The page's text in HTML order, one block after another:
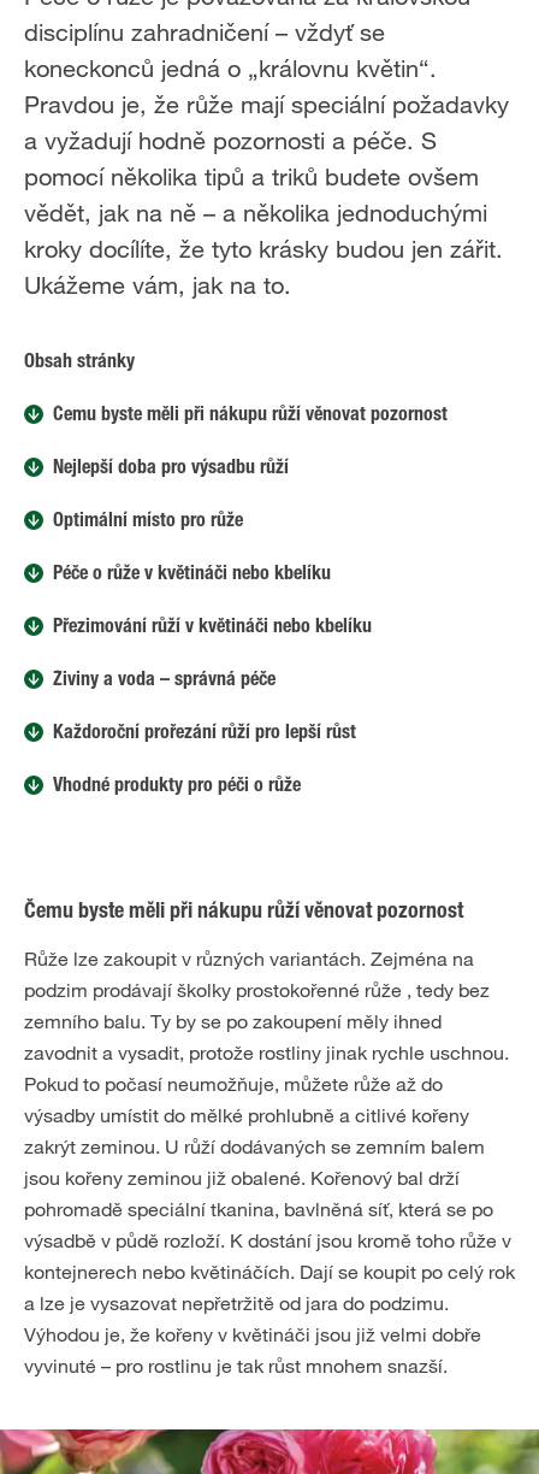
disciplínu zahradničení – vždyť se
koneckonců jedná o „královnu květin“.
Pravdou je, že růže mají speciální požadavky
a vyžadují hodně pozornosti a péče. S
pomocí několika tipů a triků budete ovšem
vědět, jak na ně – a několika jednoduchými
kroky docílíte, že tyto krásky budou jen zářit.
Ukážeme vám, jak na to.
Obsah stránky
Čemu byste měli při nákupu růží věnovat pozornost
Nejlepší doba pro výsadbu růží
Optimální místo pro růže
Péče o růže v květináči nebo kbelíku
Přezimování růží v květináči nebo kbelíku
Živiny a voda – správná péče
Každoroční prořezání růží pro lepší růst
Vhodné produkty pro péči o růže
Čemu byste měli při nákupu růží věnovat pozornost
Růže lze zakoupit v různých variantách. Zejména na
podzim prodávají školky prostokořenné růže , tedy bez
zemního balu. Ty by se po zakoupení měly ihned
zavodnit a vysadit, protože rostliny jinak rychle uschnou.
Pokud to počasí neumožňuje, můžete růže až do
výsadby umístit do mělké prohlubně a citlivé kořeny
zakrýt zeminou. U růží dodávaných se zemním balem
jsou kořeny zeminou již obalené. Kořenový bal drží
pohromadě speciální tkanina, bavlněná síť, která se po
výsadbě v půdě rozloží. K dostání jsou kromě toho růže v
kontejnerech nebo květináčích. Dají se koupit po celý rok
a lze je vysazovat nepřetržitě od jara do podzimu.
Výhodou je, že kořeny v květináči jsou již velmi dobře
vyvinuté – pro rostlinu je tak růst mnohem snazší.